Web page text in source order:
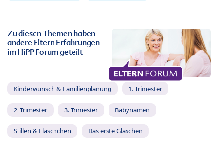
Zu diesen Themen haben
andere Eltern Erfahrungen
im HiPP Forum geteilt
Kinderwunsch & Familienplanung 1. Trimester
2. Trimester 3. Trimester Babynamen
Stillen & Fläschchen Das erste Gläschen